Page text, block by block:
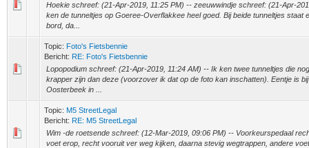
Hoekie schreef: (21-Apr-2019, 11:25 PM) -- zeeuwwindje schreef: (21-Apr-
ken de tunneltjes op Goeree-Overflakkee heel goed. Bij beide tunneltjes staat
bord, da...
Topic: Foto's Fietsbennie
Bericht: RE: Foto's Fietsbennie
Lopopodium schreef: (21-Apr-2019, 11:24 AM) -- Ik ken twee tunneltjes die
krapper zijn dan deze (voorzover ik dat op de foto kan inschatten). Eentje is
Oosterbeek in ...
Topic: M5 StreetLegal
Bericht: RE: M5 StreetLegal
Wim -de roetsende schreef: (12-Mar-2019, 09:06 PM) -- Voorkeurspedaal
voet erop, recht vooruit ver weg kijken, daarna stevig wegtrappen, andere